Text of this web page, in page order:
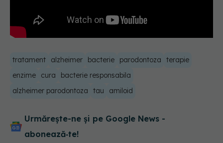
tratament alzheimer bacterie parodontoza
terapie
enzime
cura
bacterie responsabila
alzheimer parodontoza
tau amiloid
Urmărește-ne și pe Google News -
abonează‑te!